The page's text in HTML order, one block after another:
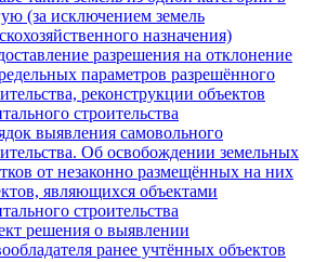
(за исключением земель
назначения)
разрешения на отклонение
параметров разрешённого
реконструкции объектов
строительства
выявления самовольного
Об освобождении земельных
от незаконно размещённых на них
являющихся объектами
строительства
решения о выявлении
ранее учтённых объектов